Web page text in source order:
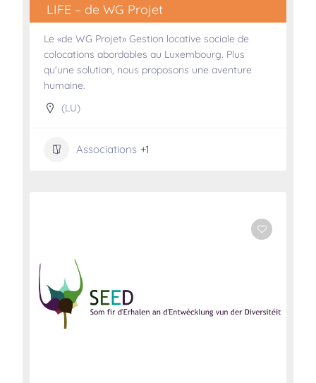
LIFE – de WG Projet
Le «de WG Projet» Gestion locative sociale de
colocations abordables au Luxembourg. Plus
qu'une solution, nous proposons une aventure
humaine.
(LU)
Associations +1